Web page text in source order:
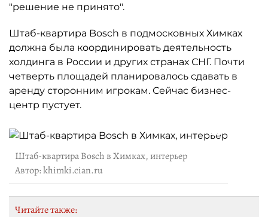
"решение не принято".
Штаб-квартира Bosch в подмосковных Химках
должна была координировать деятельность
холдинга в России и других странах СНГ. Почти
четверть площадей планировалось сдавать в
аренду сторонним игрокам. Сейчас бизнес-
центр пустует.
Штаб-квартира Bosch в Химках, интерьер
Автор: khimki.cian.ru
Читайте также: